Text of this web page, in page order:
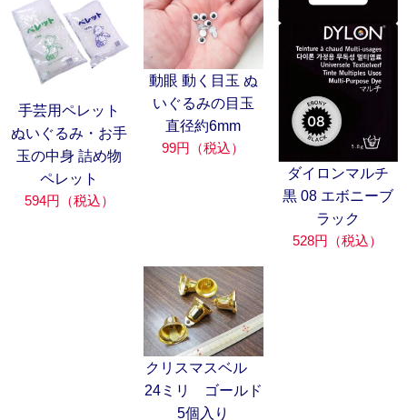
手芸用ペレット
ぬいぐるみ・お手
玉の中身 詰め物
ペレット
594円（税込）
動眼 動く目玉 ぬ
いぐるみの目玉
直径約6mm
99円（税込）
ダイロンマルチ
黒 08 エボニーブ
ラック
528円（税込）
クリスマスベル
24ミリ ゴールド
5個入り